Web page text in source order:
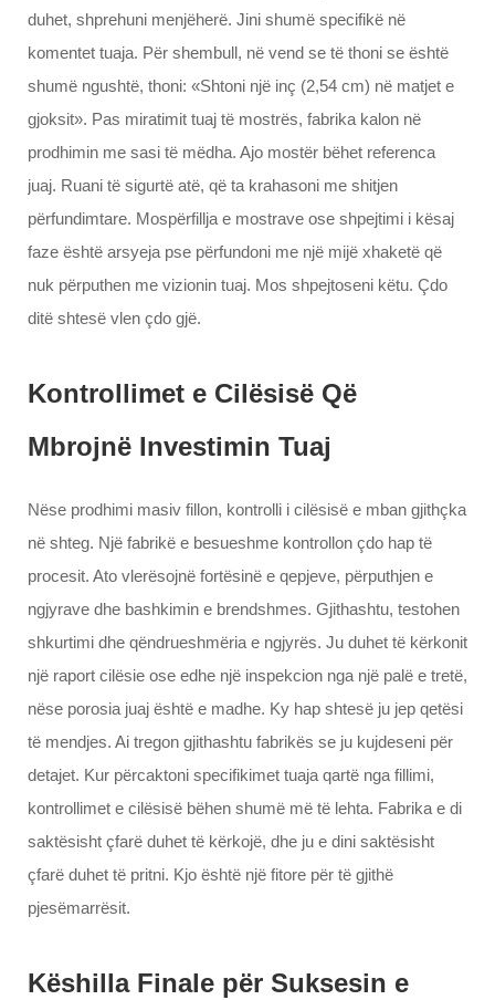
duhet, shprehuni menjëherë. Jini shumë specifikë në
komentet tuaja. Për shembull, në vend se të thoni se është
shumë ngushtë, thoni: «Shtoni një inç (2,54 cm) në matjet e
gjoksit». Pas miratimit tuaj të mostrës, fabrika kalon në
prodhimin me sasi të mëdha. Ajo mostër bëhet referenca
juaj. Ruani të sigurtë atë, që ta krahasoni me shitjen
përfundimtare. Mospërfillja e mostrave ose shpejtimi i kësaj
faze është arsyeja pse përfundoni me një mijë xhaketë që
nuk përputhen me vizionin tuaj. Mos shpejtoseni këtu. Çdo
ditë shtesë vlen çdo gjë.
Kontrollimet e Cilësisë Që
Mbrojnë Investimin Tuaj
Nëse prodhimi masiv fillon, kontrolli i cilësisë e mban gjithçka
në shteg. Një fabrikë e besueshme kontrollon çdo hap të
procesit. Ato vlerësojnë fortësinë e qepjeve, përputhjen e
ngjyrave dhe bashkimin e brendshmes. Gjithashtu, testohen
shkurtimi dhe qëndrueshmëria e ngjyrës. Ju duhet të kërkonit
një raport cilësie ose edhe një inspekcion nga një palë e tretë,
nëse porosia juaj është e madhe. Ky hap shtesë ju jep qetësi
të mendjes. Ai tregon gjithashtu fabrikës se ju kujdeseni për
detajet. Kur përcaktoni specifikimet tuaja qartë nga fillimi,
kontrollimet e cilësisë bëhen shumë më të lehta. Fabrika e di
saktësisht çfarë duhet të kërkojë, dhe ju e dini saktësisht
çfarë duhet të pritni. Kjo është një fitore për të gjithë
pjesëmarrësit.
Këshilla Finale për Suksesin e